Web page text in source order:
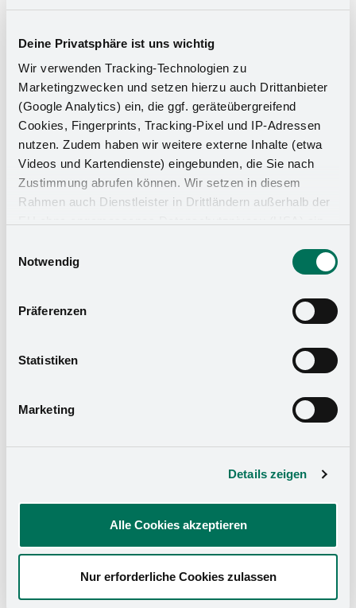
Deine Privatsphäre ist uns wichtig
Wir verwenden Tracking-Technologien zu
Marketingzwecken und setzen hierzu auch Drittanbieter
(Google Analytics) ein, die ggf. geräteübergreifend
Cookies, Fingerprints, Tracking-Pixel und IP-Adressen
nutzen. Zudem haben wir weitere externe Inhalte (etwa
Videos und Kartendienste) eingebunden, die Sie nach
Zustimmung abrufen können. Wir setzen in diesem
Rahmen auch Dienstleister in Drittländern außerhalb der
zu Sicherheits- und Überwachungszwecken zugreifen,
Rechtsmittel einlegen können. Mit Ihrer Einstellung
willigen Sie in die oben beschriebenen Vorgänge ein. Sie
widerrufen. Mehr Informationen finden Sie in unserer
Impressum.
Notwendig
Präferenzen
Statistiken
Marketing
Details zeigen
Alle Cookies akzeptieren
Nur erforderliche Cookies zulassen
Schrank-Ausstattung